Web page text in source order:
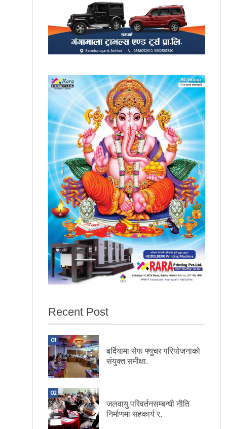
Recent Post
01
बर्दियामा सेफ फ्युचर परियोजनाको
संयुक्त समीक्षा.
02
जलवायु परिवर्तनसम्बन्धी नीति
निर्माणमा सहकार्य र.